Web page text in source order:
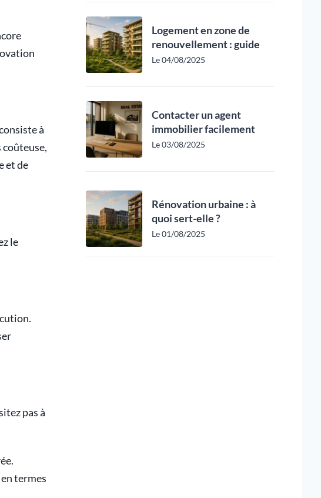
à
coûteuse,
et de
le
pas à
termes
Logement en zone de
renouvellement : guide
Le 04/08/2025
Contacter un agent
immobilier facilement
Le 03/08/2025
Rénovation urbaine : à
quoi sert-elle ?
Le 01/08/2025